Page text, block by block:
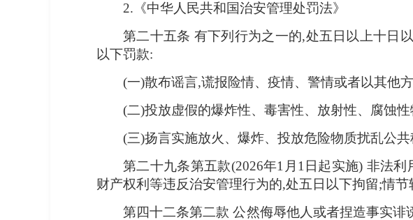
2.《中华人民共和国治安管理处罚法》
第二十五条 有下列行为之一的,处五日以上十日
以下罚款:
(一)散布谣言,谎报险情、疫情、警情或者以其他
(二)投放虚假的爆炸性、毒害性、放射性、腐蚀
(三)扬言实施放火、爆炸、投放危险物质扰乱公共
第二十九条第五款(2026年1月1日起实施) 非法
财产权利等违反治安管理行为的,处五日以下拘留;情节
第四十二条第二款 公然侮辱他人或者捏造事实